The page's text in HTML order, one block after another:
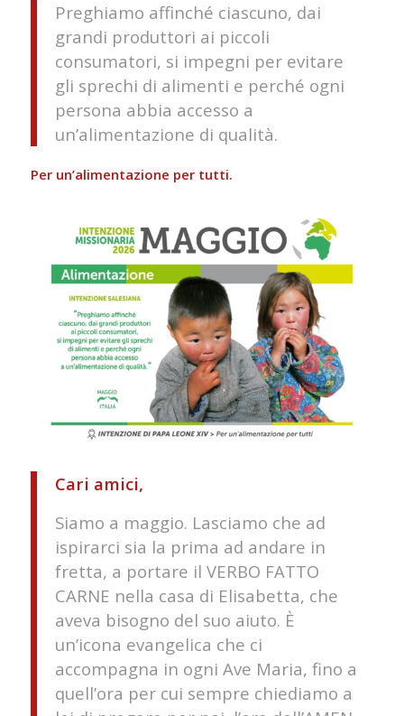
Preghiamo affinché ciascuno, dai
grandi produttori ai piccoli
consumatori, si impegni per evitare
gli sprechi di alimenti e perché ogni
persona abbia accesso a
un’alimentazione di qualità.
Per un’alimentazione per tutti.
Cari amici,
Siamo a maggio. Lasciamo che ad
ispirarci sia la prima ad andare in
fretta, a portare il VERBO FATTO
CARNE nella casa di Elisabetta, che
aveva bisogno del suo aiuto. È
un’icona evangelica che ci
accompagna in ogni Ave Maria, fino a
quell’ora per cui sempre chiediamo a